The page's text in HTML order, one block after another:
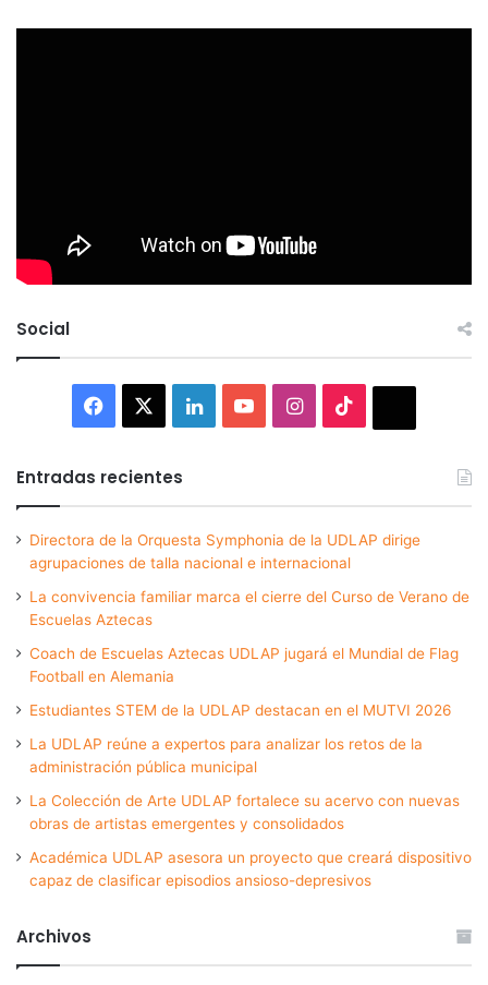
Social
Facebook LinkedInYouTubeInstagram
Entradas recientes
Directora de la Orquesta Symphonia de la UDLAP dirige
agrupaciones de talla nacional e internacional
La convivencia familiar marca el cierre del Curso de Verano de
Escuelas Aztecas
Coach de Escuelas Aztecas UDLAP jugará el Mundial de Flag
Football en Alemania
Estudiantes STEM de la UDLAP destacan en el MUTVI 2026
La UDLAP reúne a expertos para analizar los retos de la
administración pública municipal
La Colección de Arte UDLAP fortalece su acervo con nuevas
obras de artistas emergentes y consolidados
Académica UDLAP asesora un proyecto que creará dispositivo
capaz de clasificar episodios ansioso-depresivos
Archivos